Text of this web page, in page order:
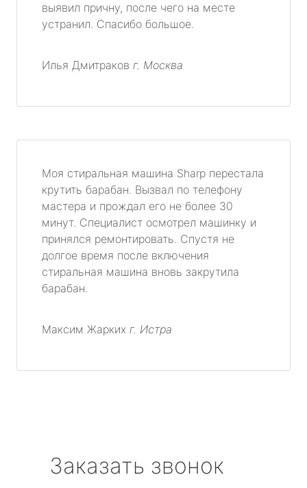
выявил причну, после чего на месте
устранил. Спасибо большое.
Илья Дмитраков г. Москва
Моя стиральная машина Sharp перестала
крутить барабан. Вызвал по телефону
мастера и прождал его не более 30
минут. Специалист осмотрел машинку и
принялся ремонтировать. Спустя не
долгое время после включения
стиральная машина вновь закрутила
барабан.
Максим Жарких г. Истра
Заказать звонок